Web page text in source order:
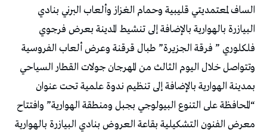
الساف لمعتمديتي قليبية وحمام الغزاز وألعاب البرني بنادي
البيازرة بالهوارية بالإضافة إلى تنشيط المدينة بعرض فرجوي
فلكلوري ” فرقة الجزيرة” طبال قرقنة وعرض ألعاب الفروسية
وتتواصل خلال اليوم الثالث من المهرجان جولات القطار السياحي
بمدينة الهوارية بالإضافة إلى تنظيم ندوة علمية تحت عنوان
“المحافظة على التنوع البيولوجي بجبل ومنطقة الهوارية” وافتتاح
معرض الفنون التشكيلية بقاعة العروض بنادي البيازرة بالهوارية